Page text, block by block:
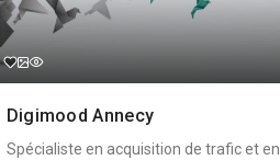
Digimood Annecy
Spécialiste en acquisition de trafic et en